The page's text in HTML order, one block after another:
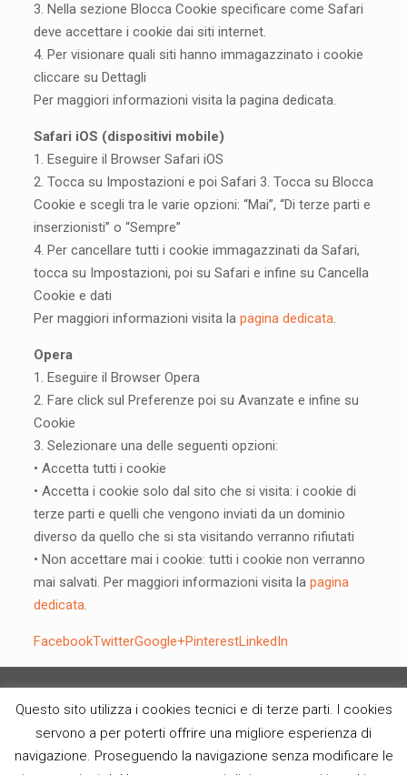
3. Nella sezione Blocca Cookie specificare come Safari
deve accettare i cookie dai siti internet.
4. Per visionare quali siti hanno immagazzinato i cookie
cliccare su Dettagli
Per maggiori informazioni visita la pagina dedicata.
Safari iOS (dispositivi mobile)
1. Eseguire il Browser Safari iOS
2. Tocca su Impostazioni e poi Safari 3. Tocca su Blocca
Cookie e scegli tra le varie opzioni: “Mai”, “Di terze parti e
inserzionisti” o “Sempre”
4. Per cancellare tutti i cookie immagazzinati da Safari,
tocca su Impostazioni, poi su Safari e infine su Cancella
Cookie e dati
Per maggiori informazioni visita la pagina dedicata.
Opera
1. Eseguire il Browser Opera
2. Fare click sul Preferenze poi su Avanzate e infine su
Cookie
3. Selezionare una delle seguenti opzioni:
• Accetta tutti i cookie
• Accetta i cookie solo dal sito che si visita: i cookie di
terze parti e quelli che vengono inviati da un dominio
diverso da quello che si sta visitando verranno rifiutati
• Non accettare mai i cookie: tutti i cookie non verranno
mai salvati. Per maggiori informazioni visita la pagina
dedicata.
FacebookTwitterGoogle+PinterestLinkedIn
© Dolciaria Luigia e C. snc di Baiocchi Natale - P.IVA
Questo sito utilizza i cookies tecnici e di terze parti. I cookies
servono a per poterti offrire una migliore esperienza di
navigazione. Proseguendo la navigazione senza modificare le